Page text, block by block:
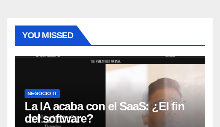
YOU MISSED
NEGOCIO IT
La IA acaba con el SaaS: ¿El fin
del software?